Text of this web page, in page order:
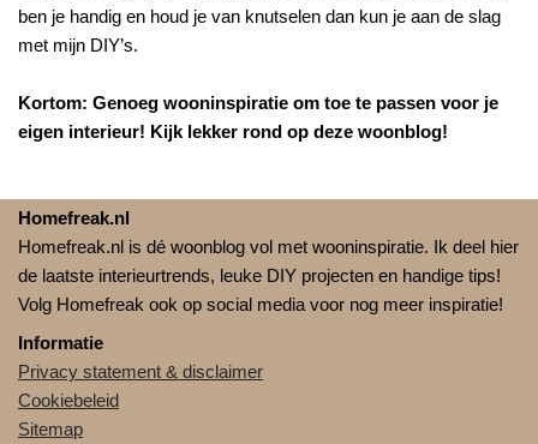
ben je handig en houd je van knutselen dan kun je aan de slag
met mijn DIY’s.
Kortom: Genoeg wooninspiratie om toe te passen voor je
eigen interieur! Kijk lekker rond op deze woonblog!
Homefreak.nl
Homefreak.nl is dé woonblog vol met wooninspiratie. Ik deel hier
de laatste interieurtrends, leuke DIY projecten en handige tips!
Volg Homefreak ook op social media voor nog meer inspiratie!
Informatie
Privacy statement & disclaimer
Cookiebeleid
Sitemap